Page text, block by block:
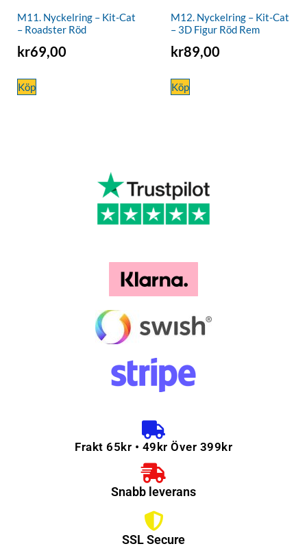
M11. Nyckelring – Kit-Cat
– Roadster Röd
kr69,00
Köp
M12. Nyckelring – Kit-Cat
– 3D Figur Röd Rem
kr89,00
Köp
Frakt 65kr • 49kr Över 399kr
Snabb leverans
SSL Secure